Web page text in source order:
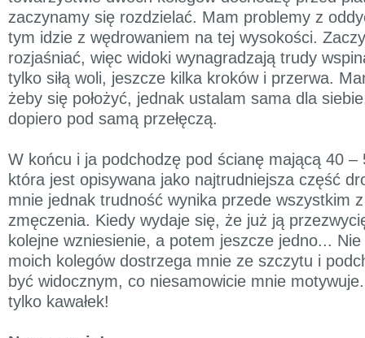
zaczynamy się rozdzielać. Mam problemy z
tym idzie z wędrowaniem na tej wysokości.
rozjaśniać, więc widoki wynagradzają trudy
tylko siłą woli, jeszcze kilka kroków i przerwa.
żeby się położyć, jednak ustalam sama dla
dopiero pod samą przełęczą.
W końcu i ja podchodzę pod ścianę mającą 40 –
która jest opisywana jako najtrudniejsza część
mnie jednak trudność wynika przede wszystkim z
zmęczenia. Kiedy wydaje się, że już ją
kolejne wzniesienie, a potem jeszcze jedno...
moich kolegów dostrzega mnie ze szczytu i
być widocznym, co niesamowicie mnie
tylko kawałek!